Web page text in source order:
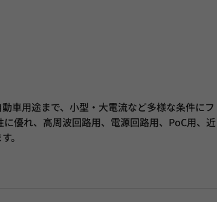
車用途まで、小型・大電流など多様な条件にフ
優れ、高周波回路用、電源回路用、PoC用、近
。